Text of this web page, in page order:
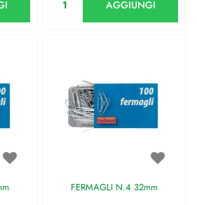
AGGIUNGI
FERMAGLI N.4 32mm